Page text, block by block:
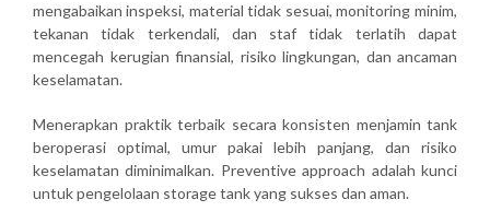
mengabaikan inspeksi, material tidak sesuai, monitoring minim,
tekanan tidak terkendali, dan staf tidak terlatih dapat
mencegah kerugian finansial, risiko lingkungan, dan ancaman
keselamatan.
Menerapkan praktik terbaik secara konsisten menjamin tank
beroperasi optimal, umur pakai lebih panjang, dan risiko
keselamatan diminimalkan. Preventive approach adalah kunci
untuk pengelolaan storage tank yang sukses dan aman.